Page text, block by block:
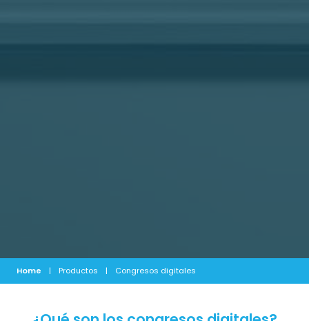
Home | Productos | Congresos digitales